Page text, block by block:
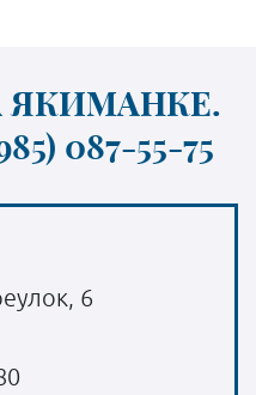
ЯКИМАНКЕ.
087-55-75
6